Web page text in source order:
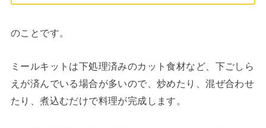
のことです。
ミールキットは下処理済みのカット食材など、下ごしら
えが済んでいる場合が多いので、炒めたり、混ぜ合わせ
たり、煮込むだけで料理が完成します。